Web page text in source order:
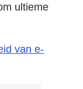
ultieme
van e-